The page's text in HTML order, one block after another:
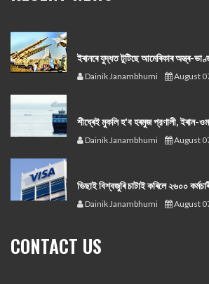
ইৰানৰে যুদ্ধত টুটিছে আমেৰিকাৰ অস্ত্ৰ-
Dainik Janambhumi August
শীঘ্ৰেই মুকলি হ'ব হৰমুজ প্রণালী, ইৰান-
Dainik Janambhumi August
ভিছাই বিশ্বজুৰি চাটাই কৰিলে ২৬০০
Dainik Janambhumi August
CONTACT US